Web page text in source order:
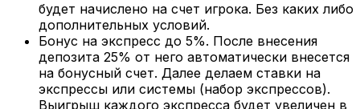
будет начислено на счет игрока. Без каких либо
дополнительных условий.
Бонус на экспресс до 5%. После внесения
депозита 25% от него автоматически внесется
на бонусный счет. Далее делаем ставки на
экспрессы или системы (набор экспрессов).
Выигрыш каждого экспресса будет увеличен в